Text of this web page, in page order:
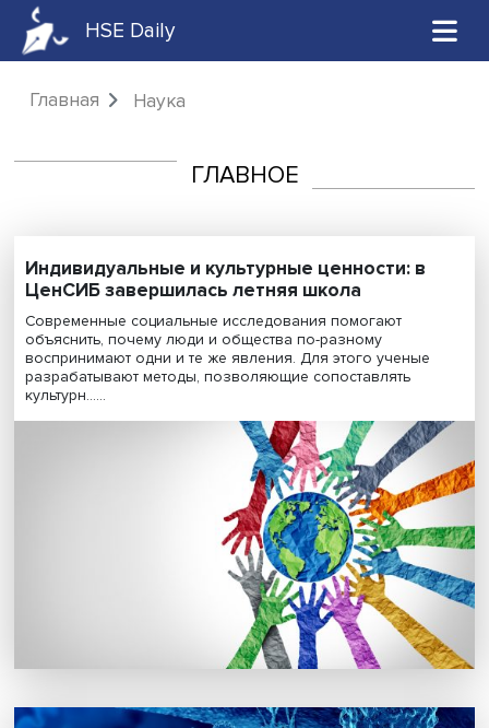
HSE Daily
Главная Наука
Индивидуальные и культурные ценности: в
ЦенСИБ завершилась летняя школа
Современные социальные исследования помогают
объяснить, почему люди и общества по-разному
разрабатывают методы, позволяющие сопоставлять